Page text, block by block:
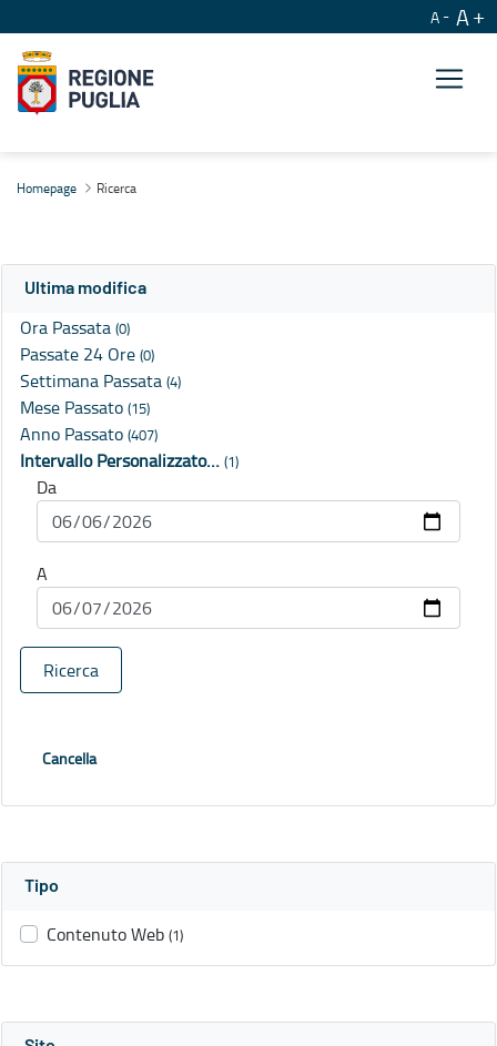
A A
Homepage Ricerca
Ultima modifica
Ora Passata (0)
Passate 24 Ore (0)
Settimana Passata (4)
Mese Passato (15)
Anno Passato (407)
Intervallo Personalizzato… (1)
Da
A
Ricerca
Cancella
Tipo
Contenuto Web (1)